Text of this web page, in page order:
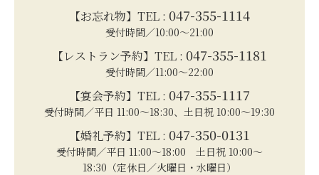
【お忘れ物】TEL : 047-355-1114
受付時間／10:00～21:00
【レストラン予約】TEL : 047-355-1181
受付時間／11:00～22:00
【宴会予約】TEL : 047-355-1117
受付時間／平日 11:00～18:30、土日祝 10:00～19:30
【婚礼予約】TEL : 047-350-0131
受付時間／平日 11:00～18:00 土日祝 10:00～
18:30（定休日／火曜日・水曜日）